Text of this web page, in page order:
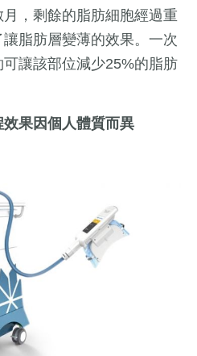
，剩餘的脂肪細胞經過重
脂肪層變薄的效果。一次
讓該部位減少25%的脂肪
果因個人體質而異